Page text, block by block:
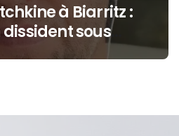
à Biarritz :
sous